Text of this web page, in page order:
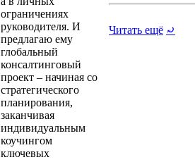
ограничениях
руководителя. И
предлагаю ему
глобальный
консалтинговый
проект – начиная со
стратегического
планирования,
заканчивая
индивидуальным
коучингом
ключевых
Читать ещё ⤾